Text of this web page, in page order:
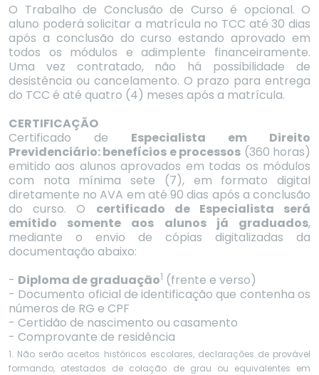
O Trabalho de Conclusão de Curso é opcional. O
aluno poderá solicitar a matrícula no TCC até 30 dias
após a conclusão do curso estando aprovado em
todos os módulos e adimplente financeiramente.
Uma vez contratado, não há possibilidade de
desistência ou cancelamento. O prazo para entrega
do TCC é até quatro (4) meses após a matrícula.
CERTIFICAÇÃO
Certificado de Especialista em Direito
Previdenciário: benefícios e processos (360 horas)
emitido aos alunos aprovados em todas os módulos
com nota mínima sete (7), em formato digital
diretamente no AVA em até 90 dias após a conclusão
do curso. O certificado de Especialista será
emitido somente aos alunos já graduados,
mediante o envio de cópias digitalizadas da
documentação abaixo:
- Diploma de graduação1 (frente e verso)
- Documento oficial de identificação que contenha os
números de RG e CPF
- Certidão de nascimento ou casamento
- Comprovante de residência
1. Não serão aceitos históricos escolares, declarações de provável
formando, atestados de colação de grau ou equivalentes em